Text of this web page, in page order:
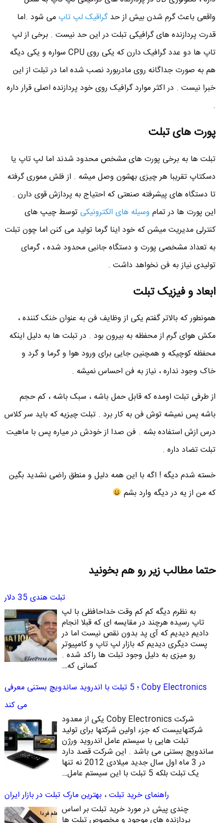
واقعی باعث گرم شدن بیش از حدگراقیک لپ تاپ می شود .اما
قدرت پردازنده های گرافیکی تبلت در این حد نیست . برخی از لپ
تاپ ها دو عدد گرافیک دارن که یکی روی CPU سواره و یکی دیگه
هم به صورت جداگانه روی مادربورد نصب شده اما در تبلت از این
خبرا نیست . در اکثر موارد گرافیک روی خود پردازنده اصلی قرار داره
.
پورت های تبلت
تبلت ها به برخی پورت های مشخص محدود شدند اما لپ تاپ یا
دسکتاپ تقریبا هر چیزی بهشون وصل میشه . از فلش مموری گرفته
تا دستگاه های پیشرفته صنعتی که احتیاج به پردازش قوی دارن .
این پورت ها در تمام وسیله های الکترونیکی توسط چیپ های
کنترلی مدیریت میشن که خود اینا گرما تولید می کنن اما چون تبلت
به تعداد مشخصی پورت و دستگاه جانبی محدود شده ، گرمای
تولیدی نیاز به فن نخواهد داشت .
ابعاد و فیزیک تبلت
همونطور که بالاتر گفتم یکی از وظایف فن به عنوان خنک کننده ،
مکش هوای گرم از محفظه به بیرون بود . در تبلت ها به دلیل اینکه
محفظه کوچیکه و همچنین جایی برای ورود هوا و گرما و گرد و
خاک وجود نداره ، نیاز به فن احساس نمیشه .
از طرفی تبلت اومده که قابل حمل باشه ، سبک باشه ، کم حجم
باشه پس نمیشه توش فن به کار برد . تبلت چیزیه که باید سر کلاس
درس ازش استفاده بشه . فن صدا از خودش در میاره پس با ماهیت
تبلت تضاد داره .
خسته شدم دیگه ! اگه با این همه دلیل و منطق راضی نشدید بگین
که من از یه در دیگه وارد بشم
حتما مطالب زیر رو هم بخونید
تبلت هندی 35 دلار
به نظرم دیگه کم کم وقت خداحافظی با لپ
تاپ رسیده هرچند در مقایسه ای که قبلا انجام
دادیم دیدیم که آی پد بدون نقص نیست اما در
پست دیگری دیدیم که بازار لپ تاپ و کامپیوتر
رو میزی به دلیل وجود تبلت ها راکد شده .
کسانی که…
Coby Electronics ؛ 5 تبلت با اندروید ساندویچ بستنی معرفی
می کند
شرکت Coby Electronics یکی از معدود
شرکتهاییست که جزء اولین شرکتها برای تولید
تبلت هایی با سیستم عامل اندروید ورژن
ساندویچ بستنی می باشد . این شرکت قصد دارد
در 3 ماه اول سال جدید میلادی 2012 نه تنها
یک تبلت بلکه 5 تبلت با این سیستم عامل…
راهنمای خرید تبلت ، بهترین مارک تبلت در بازار ایران
چندی پیش در مورد خرید تبلت بر اساس
پردازنده های موجود و مخصوص تبلت ها